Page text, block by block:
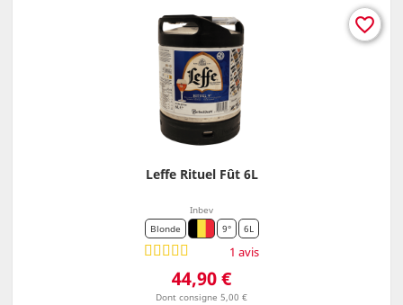
Leffe Rituel Fût 6L
Inbev
Blonde
9° 6L
1 avis
Prix
44,90 €
Dont consigne 5,00 €
favorite_border